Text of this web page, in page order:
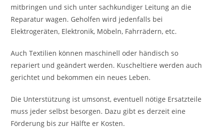
mitbringen und sich unter sachkundiger Leitung an die
Reparatur wagen. Geholfen wird jedenfalls bei
Elektrogeräten, Elektronik, Möbeln, Fahrrädern, etc.
Auch Textilien können maschinell oder händisch so
repariert und geändert werden. Kuscheltiere werden auch
gerichtet und bekommen ein neues Leben.
Die Unterstützung ist umsonst, eventuell nötige Ersatzteile
muss jeder selbst besorgen. Dazu gibt es derzeit eine
Förderung bis zur Hälfte er Kosten.